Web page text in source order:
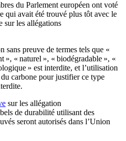
du Parlement européen ont voté
qui avait été trouvé plus tôt avec le
sur les allégations
sans preuve de termes tels que «
», « naturel », « biodégradable », «
» est interdite, et l’utilisation
carbone pour justifier ce type
sur les allégation
de durabilité utilisant des
seront autorisés dans l’Union